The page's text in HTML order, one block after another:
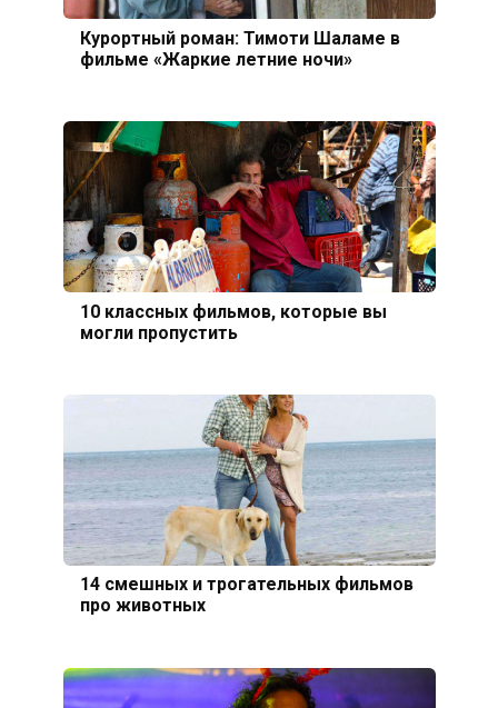
Курортный роман: Тимоти Шаламе в
фильме «Жаркие летние ночи»
10 классных фильмов, которые вы
могли пропустить
14 смешных и трогательных фильмов
про животных